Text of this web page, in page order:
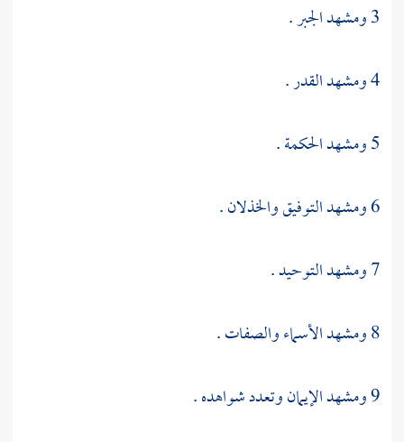
3 ومشهد الجبر .
4 ومشهد القدر .
5 ومشهد الحكمة .
6 ومشهد التوفيق والخذلان .
7 ومشهد التوحيد .
8 ومشهد الأسماء والصفات .
9 ومشهد الإيمان وتعدد شواهده .